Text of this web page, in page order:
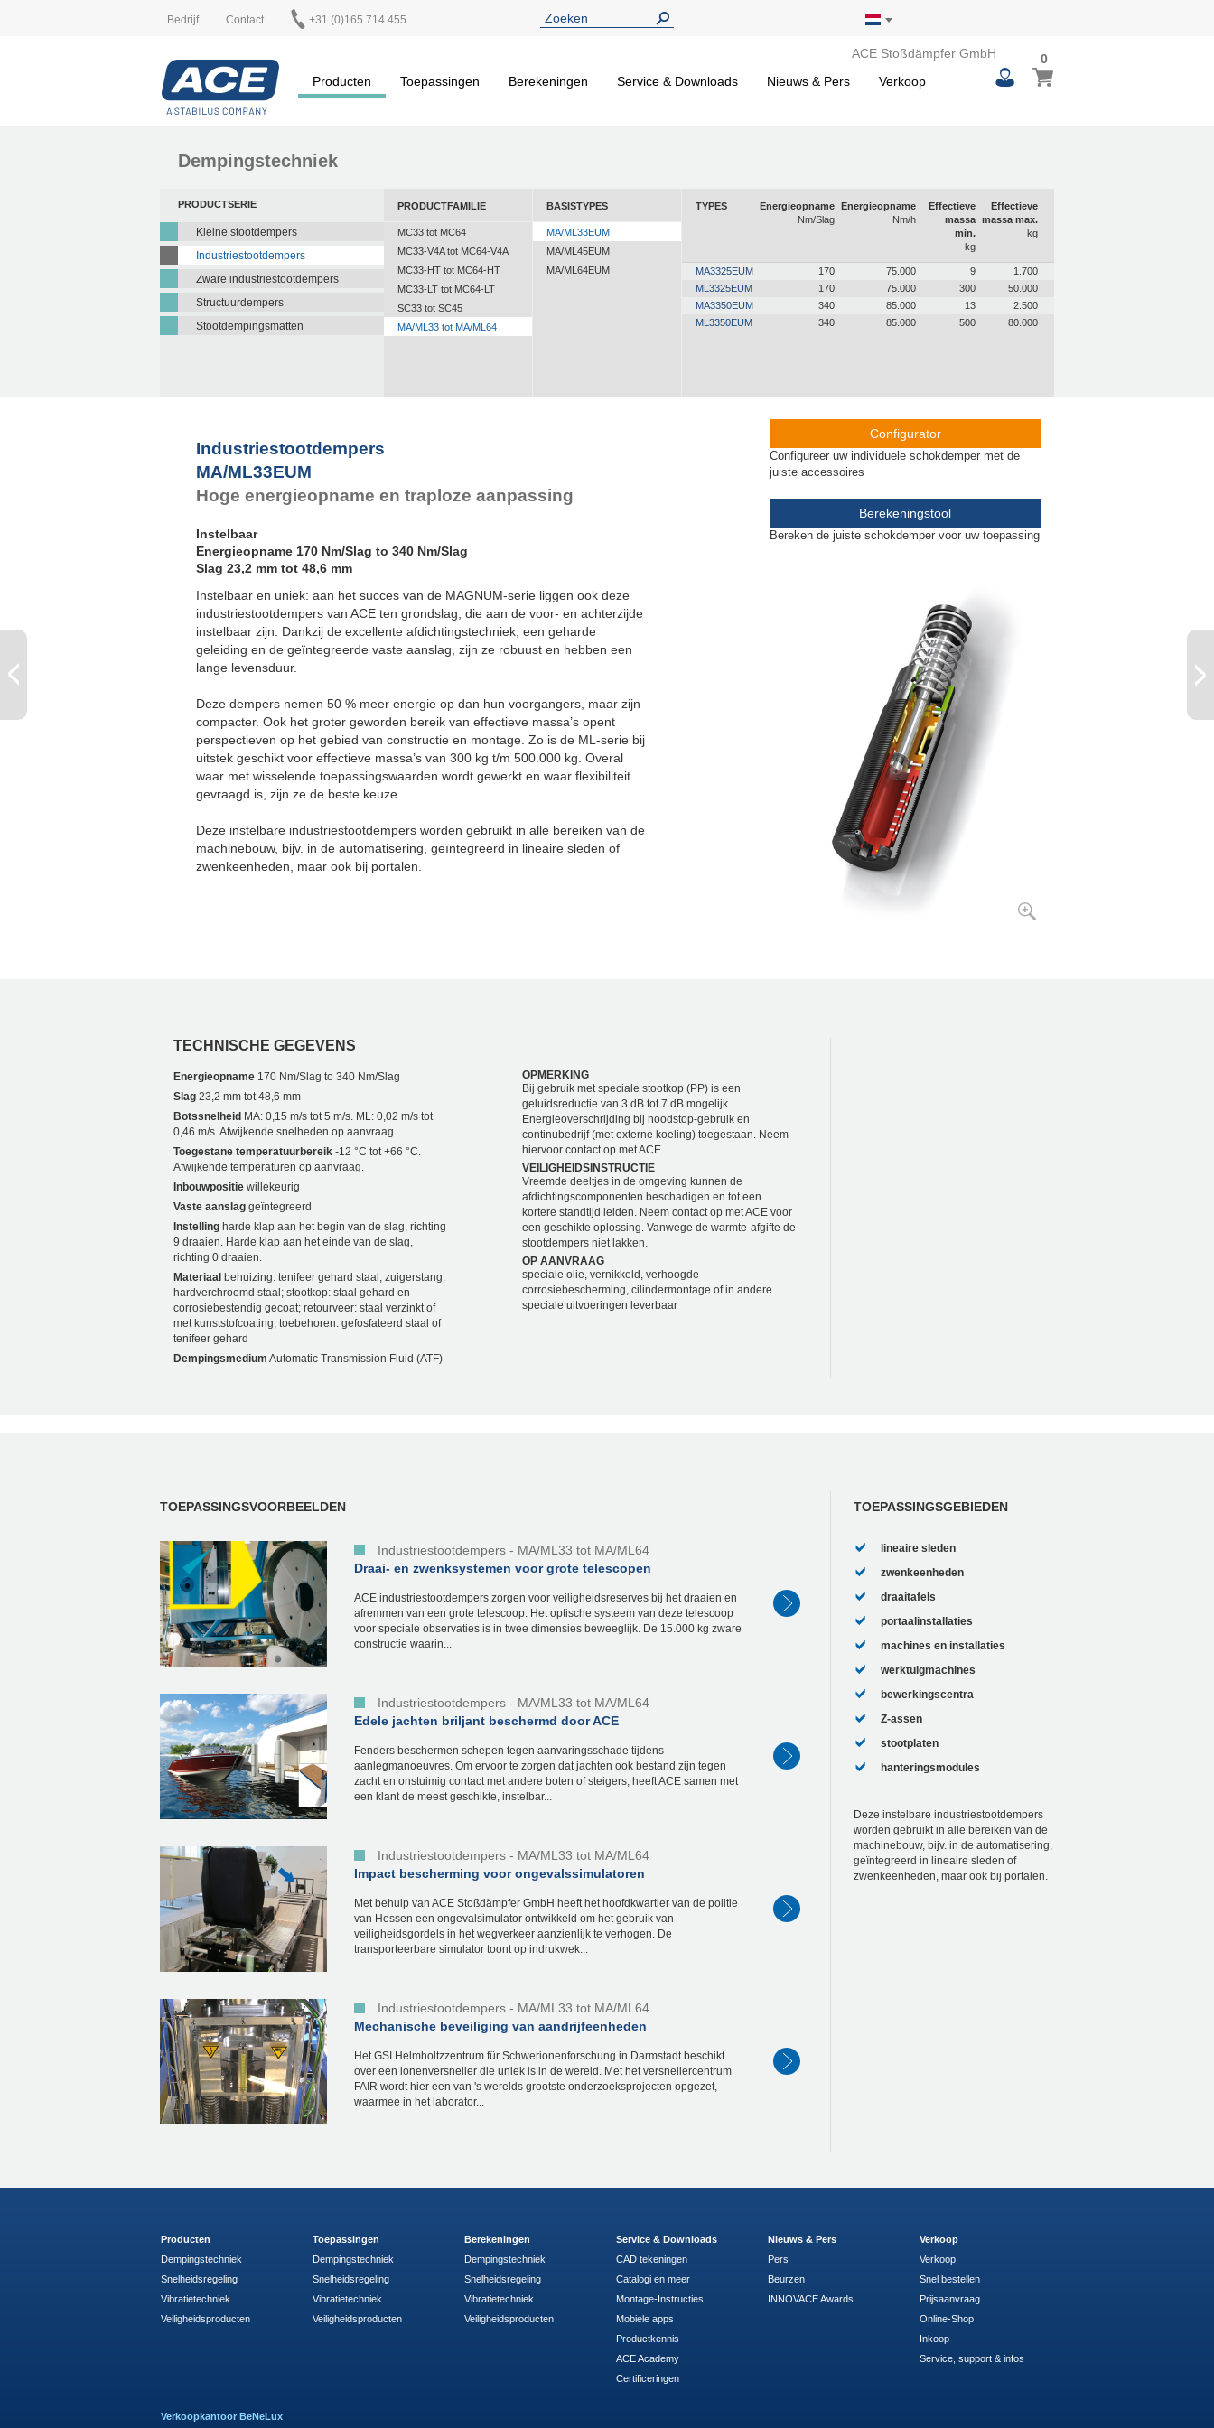
Bedrijf Contact +31 (0)165 714 455
ACE Stoßdämpfer GmbH
Producten
Toepassingen Berekeningen Service & Downloads Nieuws & Pers Verkoop
Winkelwagen
00
items
Dempingstechniek
PRODUCTSERIE
Kleine stootdempers
Industriestootdempers
Zware industriestootdempers
Structuurdempers
Stootdempingsmatten
PRODUCTFAMILIE
MC33 tot MC64
MC33-V4A tot MC64-V4A
MC33-HT tot MC64-HT
MC33-LT tot MC64-LT
SC33 tot SC45
MA/ML33 tot MA/ML64
BASISTYPES
MA/ML33EUM
MA/ML45EUM
MA/ML64EUM
TYPES
Energieopname
Nm/Slag
Energieopname
Nm/h
Effectieve
massa
min.
kg
Effectieve
massa max.
kg
MA3325EUM 170 75.000 9
1.700
ML3325EUM
170 75.000 300
50.000
MA3350EUM
340 85.000 13
2.500
ML3350EUM
340 85.000 500 80.000
Industriestootdempers
MA/ML33EUM
Hoge energieopname en traploze aanpassing
Instelbaar
Energieopname 170 Nm/Slag to 340 Nm/Slag
Slag 23,2 mm tot 48,6 mm
Instelbaar en uniek: aan het succes van de MAGNUM-serie liggen ook deze
industriestootdempers van ACE ten grondslag, die aan de voor- en achterzijde
instelbaar zijn. Dankzij de excellente afdichtingstechniek, een geharde
geleiding en de geïntegreerde vaste aanslag, zijn ze robuust en hebben een
lange levensduur.
Deze dempers nemen 50 % meer energie op dan hun voorgangers, maar zijn
compacter. Ook het groter geworden bereik van effectieve massa’s opent
perspectieven op het gebied van constructie en montage. Zo is de ML-serie bij
uitstek geschikt voor effectieve massa’s van 300 kg t/m 500.000 kg. Overal
waar met wisselende toepassingswaarden wordt gewerkt en waar flexibiliteit
gevraagd is, zijn ze de beste keuze.
Deze instelbare industriestootdempers worden gebruikt in alle bereiken van de
machinebouw, bijv. in de automatisering, geïntegreerd in lineaire sleden of
zwenkeenheden, maar ook bij portalen.
Configurator
Configureer uw individuele schokdemper met de
juiste accessoires
Berekeningstool
Bereken de juiste schokdemper voor uw toepassing
TECHNISCHE GEGEVENS
Energieopname 170 Nm/Slag to 340 Nm/Slag
Slag 23,2 mm tot 48,6 mm
Botssnelheid MA: 0,15 m/s tot 5 m/s. ML: 0,02 m/s tot
0,46 m/s. Afwijkende snelheden op aanvraag.
Toegestane temperatuurbereik -12 °C tot +66 °C.
Afwijkende temperaturen op aanvraag.
Inbouwpositie willekeurig
Vaste aanslag geïntegreerd
Instelling harde klap aan het begin van de slag, richting
9 draaien. Harde klap aan het einde van de slag,
richting 0 draaien.
Materiaal behuizing: tenifeer gehard staal; zuigerstang:
hardverchroomd staal; stootkop: staal gehard en
corrosiebestendig gecoat; retourveer: staal verzinkt of
met kunststofcoating; toebehoren: gefosfateerd staal of
tenifeer gehard
Dempingsmedium Automatic Transmission Fluid (ATF)
OPMERKING
Bij gebruik met speciale stootkop (PP) is een
geluidsreductie van 3 dB tot 7 dB mogelijk.
Energieoverschrijding bij noodstop-gebruik en
continubedrijf (met externe koeling) toegestaan. Neem
hiervoor contact op met ACE.
VEILIGHEIDSINSTRUCTIE
Vreemde deeltjes in de omgeving kunnen de
afdichtingscomponenten beschadigen en tot een
kortere standtijd leiden. Neem contact op met ACE voor
een geschikte oplossing. Vanwege de warmte-afgifte de
stootdempers niet lakken.
OP AANVRAAG
speciale olie, vernikkeld, verhoogde
corrosiebescherming, cilindermontage of in andere
speciale uitvoeringen leverbaar
TOEPASSINGSVOORBEELDEN
Industriestootdempers - MA/ML33 tot MA/ML64
Draai- en zwenksystemen voor grote telescopen
ACE industriestootdempers zorgen voor veiligheidsreserves bij het draaien en
afremmen van een grote telescoop. Het optische systeem van deze telescoop
voor speciale observaties is in twee dimensies beweeglijk. De 15.000 kg zware
constructie waarin...
Industriestootdempers - MA/ML33 tot MA/ML64
Edele jachten briljant beschermd door ACE
Fenders beschermen schepen tegen aanvaringsschade tijdens
aanlegmanoeuvres. Om ervoor te zorgen dat jachten ook bestand zijn tegen
zacht en onstuimig contact met andere boten of steigers, heeft ACE samen met
een klant de meest geschikte, instelbar...
Industriestootdempers - MA/ML33 tot MA/ML64
Impact bescherming voor ongevalssimulatoren
Met behulp van ACE Stoßdämpfer GmbH heeft het hoofdkwartier van de politie
van Hessen een ongevalsimulator ontwikkeld om het gebruik van
veiligheidsgordels in het wegverkeer aanzienlijk te verhogen. De
transporteerbare simulator toont op indrukwek...
Industriestootdempers - MA/ML33 tot MA/ML64
Mechanische beveiliging van aandrijfeenheden
Het GSI Helmholtzzentrum für Schwerionenforschung in Darmstadt beschikt
over een ionenversneller die uniek is in de wereld. Met het versnellercentrum
FAIR wordt hier een van 's werelds grootste onderzoeksprojecten opgezet,
waarmee in het laborator...
TOEPASSINGSGEBIEDEN
lineaire sleden
zwenkeenheden
draaitafels
portaalinstallaties
machines en installaties
werktuigmachines
bewerkingscentra
Z-assen
stootplaten
hanteringsmodules
Deze instelbare industriestootdempers
worden gebruikt in alle bereiken van de
machinebouw, bijv. in de automatisering,
geïntegreerd in lineaire sleden of
zwenkeenheden, maar ook bij portalen.
Producten
Dempingstechniek
Snelheidsregeling
Vibratietechniek
Veiligheidsproducten
Toepassingen
Dempingstechniek
Snelheidsregeling
Vibratietechniek
Veiligheidsproducten
Berekeningen
Dempingstechniek
Snelheidsregeling
Vibratietechniek
Veiligheidsproducten
Service & Downloads
CAD tekeningen
Catalogi en meer
Montage-Instructies
Mobiele apps
Productkennis
ACE Academy
Certificeringen
Nieuws & Pers
Pers
Beurzen
INNOVACE Awards
Verkoop
Verkoop
Snel bestellen
Prijsaanvraag
Online-Shop
Inkoop
Service, support & infos
Verkoopkantoor BeNeLux